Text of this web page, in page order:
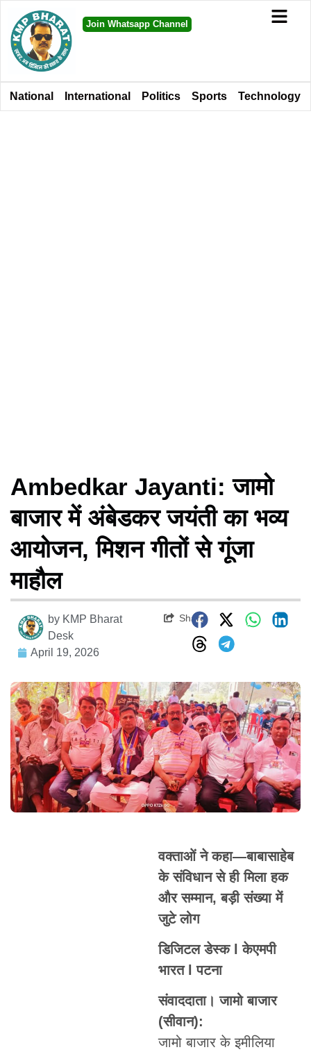
Join Whatsapp Channel
National International Politics Sports Technology
Ambedkar Jayanti: जामो
बाजार में अंबेडकर जयंती का भव्य
आयोजन, मिशन गीतों से गूंजा
माहौल
by KMP Bharat
Desk
April 19, 2026
Share
वक्ताओं ने कहा—बाबासाहेब
के संविधान से ही मिला हक
और सम्मान, बड़ी संख्या में
जुटे लोग
डिजिटल डेस्क l केएमपी
भारत l पटना
संवाददाता। जामो बाजार
(सीवान):
जामो बाजार के इमीलिया